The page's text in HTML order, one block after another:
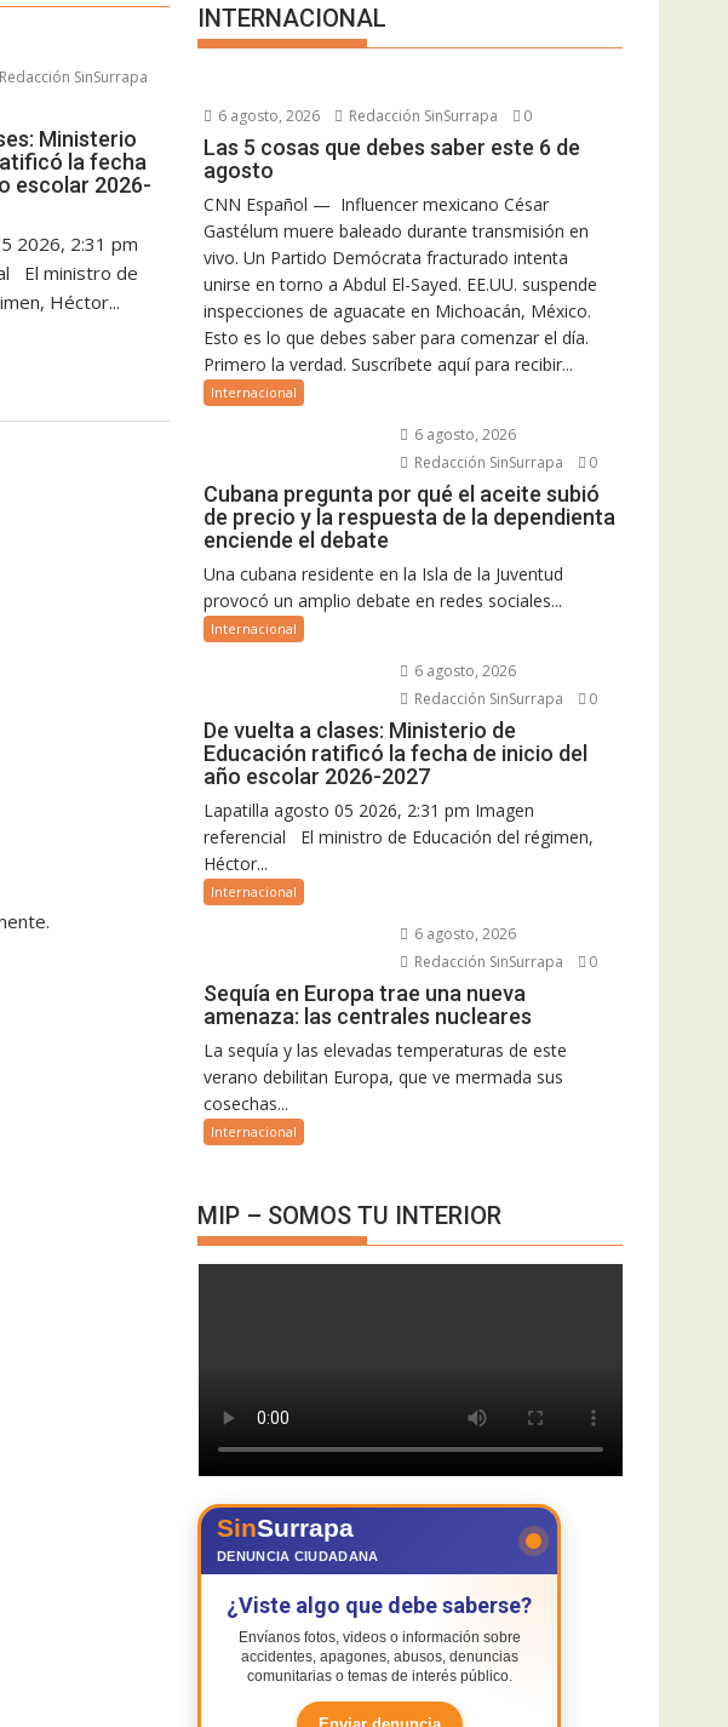
Redacción SinSurrapa
Ministerio
la fecha
escolar 2026-
2026, 2:31 pm
El ministro de
Héctor...
INTERNACIONAL
6 agosto, 2026 Redacción SinSurrapa 0
Las 5 cosas que debes saber este 6 de
agosto
CNN Español — Influencer mexicano César
Gastélum muere baleado durante transmisión en
vivo. Un Partido Demócrata fracturado intenta
unirse en torno a Abdul El-Sayed. EE.UU. suspende
inspecciones de aguacate en Michoacán, México.
Esto es lo que debes saber para comenzar el día.
Primero la verdad. Suscríbete aquí para recibir...
Internacional
6 agosto, 2026
Redacción SinSurrapa
0
Cubana pregunta por qué el aceite subió
de precio y la respuesta de la dependienta
enciende el debate
Una cubana residente en la Isla de la Juventud
provocó un amplio debate en redes sociales...
Internacional
6 agosto, 2026
Redacción SinSurrapa
0
De vuelta a clases: Ministerio de
Educación ratificó la fecha de inicio del
año escolar 2026-2027
Lapatilla agosto 05 2026, 2:31 pm Imagen
referencial El ministro de Educación del régimen,
Héctor...
Internacional
6 agosto, 2026
Redacción SinSurrapa
0
Sequía en Europa trae una nueva
amenaza: las centrales nucleares
La sequía y las elevadas temperaturas de este
verano debilitan Europa, que ve mermada sus
cosechas...
Internacional
MIP – SOMOS TU INTERIOR
SinSurrapa
DENUNCIA CIUDADANA
¿Viste algo que debe saberse?
Envíanos fotos, videos o información sobre
accidentes, apagones, abusos, denuncias
comunitarias o temas de interés público.
Enviar denuncia